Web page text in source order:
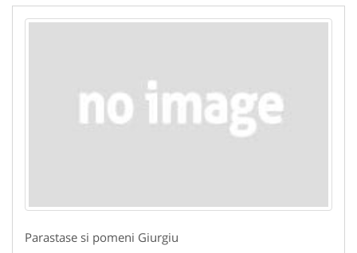
Parastase si pomeni Giurgiu